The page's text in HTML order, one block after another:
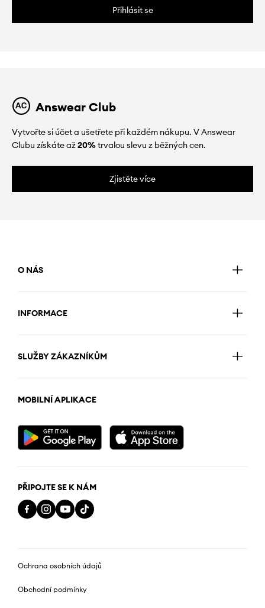
Přihlásit se
Answear Club
Vytvořte si účet a ušetřete při každém nákupu. V Answear
Clubu získáte až20%trvalou slevu z běžných cen.
Zjistěte více
O NÁS
INFORMACE
SLUŽBY ZÁKAZNÍKŮM
MOBILNÍ APLIKACE
PŘIPOJTE SE K NÁM
Ochrana osobních údajů
Obchodní podmínky